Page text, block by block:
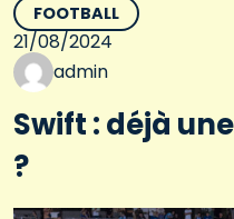
FOOTBALL
21/08/2024
admin
Swift : déjà
?